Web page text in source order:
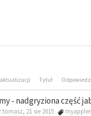
Tytuł Odpowiedzi
- nadgryziona część
21 sie 2015